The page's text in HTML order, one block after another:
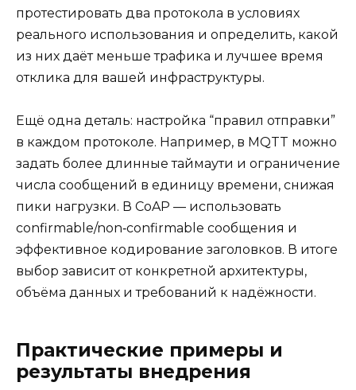
протестировать два протокола в условиях
реального использования и определить, какой
из них даёт меньше трафика и лучшее время
отклика для вашей инфраструктуры.
Ещё одна деталь: настройка “правил отправки”
в каждом протоколе. Например, в MQTT можно
задать более длинные таймаути и ограничение
числа сообщений в единицу времени, снижая
пики нагрузки. В CoAP — использовать
confirmable/non‑confirmable сообщения и
эффективное кодирование заголовков. В итоге
выбор зависит от конкретной архитектуры,
объёма данных и требований к надёжности.
Практические примеры и
результаты внедрения